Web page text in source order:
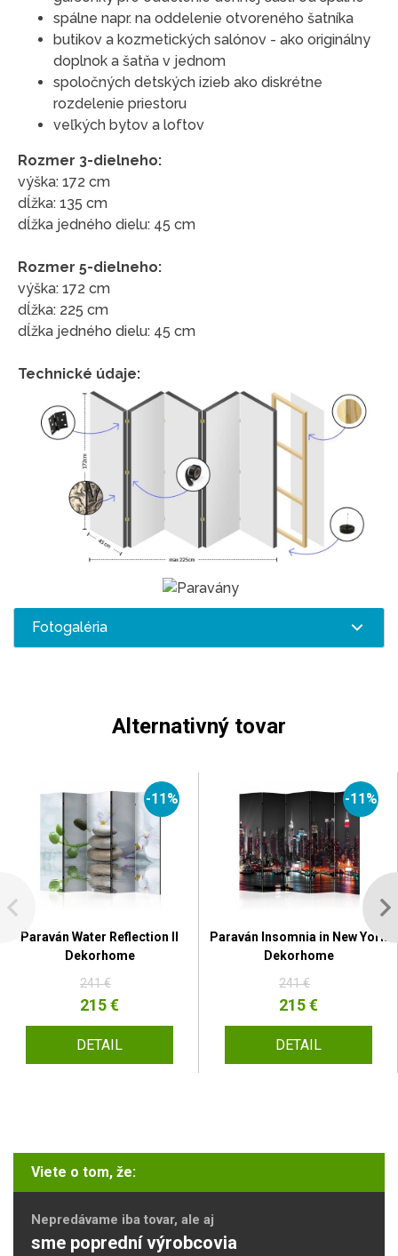
spálne napr. na oddelenie otvoreného šatníka
butikov a kozmetických salónov - ako originálny
doplnok a šatňa v jednom
spoločných detských izieb ako diskrétne
rozdelenie priestoru
veľkých bytov a loftov
Rozmer 3-dielneho:
výška: 172 cm
dĺžka: 135 cm
dĺžka jedného dielu: 45 cm
Rozmer 5-dielneho:
výška: 172 cm
dĺžka: 225 cm
dĺžka jedného dielu: 45 cm
Technické údaje:
Fotogaléria
Alternativný tovar
-11%
Paraván Water Reflection II
Dekorhome
241 €
215 €
DETAIL
-11%
Paraván Insomnia in New York
Dekorhome
241 €
215 €
DETAIL
Viete o tom, že:
Nepredávame iba tovar, ale aj
sme poprední výrobcovia